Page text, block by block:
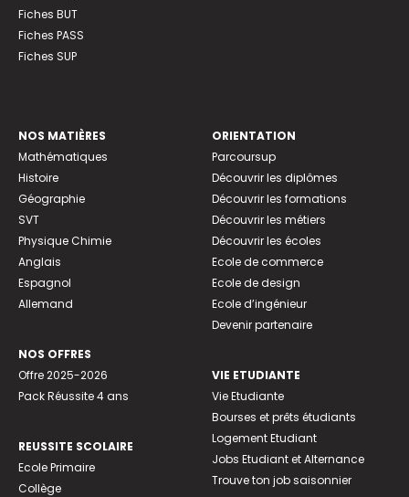
Fiches BUT
Fiches PASS
Fiches SUP
NOS MATIÈRES
Mathématiques
Histoire
Géographie
SVT
Physique Chimie
Anglais
Espagnol
Allemand
NOS OFFRES
Offre 2025-2026
Pack Réussite 4 ans
REUSSITE SCOLAIRE
Ecole Primaire
Collège
ORIENTATION
Parcoursup
Découvrir les diplômes
Découvrir les formations
Découvrir les métiers
Découvrir les écoles
Ecole de commerce
Ecole de design
Ecole d’ingénieur
Devenir partenaire
VIE ETUDIANTE
Vie Etudiante
Bourses et prêts étudiants
Logement Etudiant
Jobs Etudiant et Alternance
Trouve ton job saisonnier